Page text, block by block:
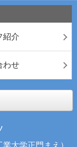
紹介
わせ
大学正門まえ）